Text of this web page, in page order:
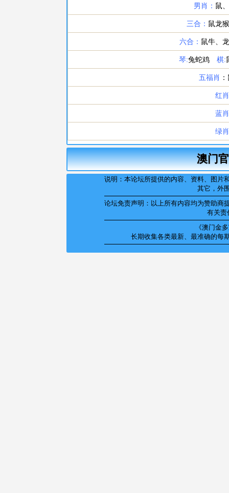
澳门
说明：本论坛所提供的内容、资料、图
其它，外
论坛免责声明：以上所有内容均为赞助商
有关责
《澳门金
长期收集各类最新、最准确的每